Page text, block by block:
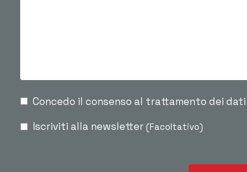
Concedo il consenso al trattamento dei dati
Iscriviti alla newsletter (Facoltativo)